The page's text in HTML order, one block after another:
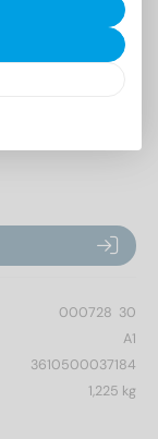
000728  30
A1
3610500037184
1,225 kg